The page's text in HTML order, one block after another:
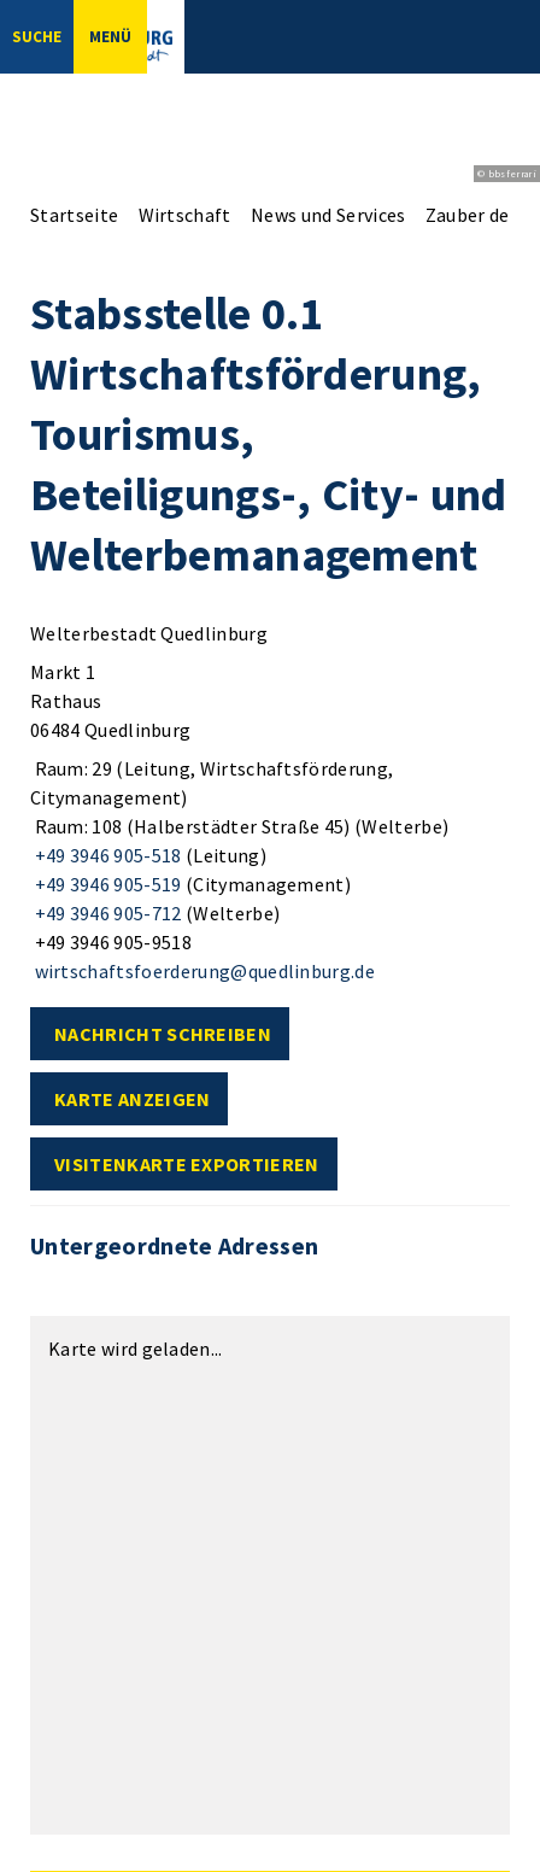
SUCHE MENÜ
© bbsferrari
Startseite Wirtschaft News und Services Zauber der
Stabsstelle 0.1
Wirtschaftsförderung,
Tourismus,
Beteiligungs-, City- und
Welterbemanagement
Welterbestadt Quedlinburg
Markt 1
Rathaus
06484 Quedlinburg
Raum: 29 (Leitung, Wirtschaftsförderung,
Citymanagement)
Raum: 108 (Halberstädter Straße 45) (Welterbe)
+49 3946 905-518 (Leitung)
+49 3946 905-519 (Citymanagement)
+49 3946 905-712 (Welterbe)
+49 3946 905-9518
wirtschaftsfoerderung@quedlinburg.de
NACHRICHT SCHREIBEN
KARTE ANZEIGEN
VISITENKARTE EXPORTIEREN
Untergeordnete Adressen
Karte wird geladen...